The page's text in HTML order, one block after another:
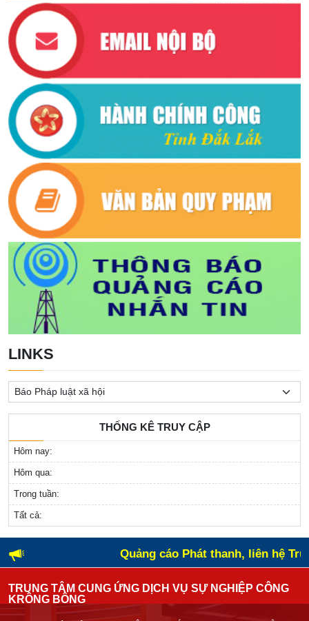
LINKS
THỐNG KÊ TRUY CẬP
Hôm nay:
Hôm qua:
Trong tuần:
Tất cả:
Quảng cáo Phát thanh, liên hệ
TRUNG TÂM CUNG ỨNG DỊCH VỤ SỰ NGHIỆP CÔNG
KRÔNG BÔNG